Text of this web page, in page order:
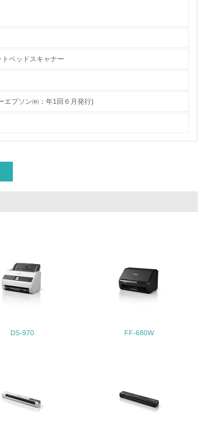
な販売目標や計画を立てている
いる
目標や計画を立てている
目標や計画を立てている
植林、天然林保護、間伐＞、認証品の
ベッドスキャナー
エプソン㈱：年1回６月発行)
DS-970 FF-680W